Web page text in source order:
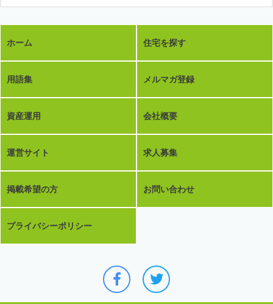
ホーム 住宅を探す
用語集 メルマガ登録
資産運用 会社概要
運営サイト 求人募集
掲載希望の方 お問い合わせ
プライバシーポリシー